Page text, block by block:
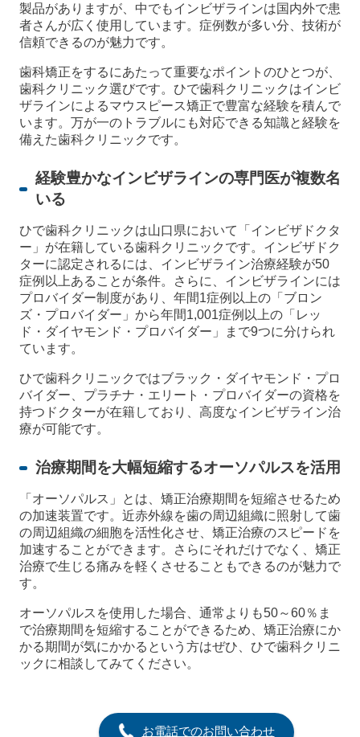
製品がありますが、中でもインビザラインは国内外で患
者さんが広く使用しています。症例数が多い分、技術が
信頼できるのが魅力です。
歯科矯正をするにあたって重要なポイントのひとつが、
歯科クリニック選びです。ひで歯科クリニックはインビ
ザラインによるマウスピース矯正で豊富な経験を積んで
います。万が一のトラブルにも対応できる知識と経験を
備えた歯科クリニックです。
経験豊かなインビザラインの専門医が複数名
いる
ひで歯科クリニックは山口県において「インビザドクタ
ー」が在籍している歯科クリニックです。インビザドク
ターに認定されるには、インビザライン治療経験が50
症例以上あることが条件。さらに、インビザラインには
プロバイダー制度があり、年間1症例以上の「ブロン
ズ・プロバイダー」から年間1,001症例以上の「レッ
ド・ダイヤモンド・プロバイダー」まで9つに分けられ
ています。
ひで歯科クリニックではブラック・ダイヤモンド・プロ
バイダー、プラチナ・エリート・プロバイダーの資格を
持つドクターが在籍しており、高度なインビザライン治
療が可能です。
治療期間を大幅短縮するオーソパルスを活用
「オーソパルス」とは、矯正治療期間を短縮させるため
の加速装置です。近赤外線を歯の周辺組織に照射して歯
の周辺組織の細胞を活性化させ、矯正治療のスピードを
加速することができます。さらにそれだけでなく、矯正
治療で生じる痛みを軽くさせることもできるのが魅力で
す。
オーソパルスを使用した場合、通常よりも50～60％ま
で治療期間を短縮することができるため、矯正治療にか
かる期間が気にかかるという方はぜひ、ひで歯科クリニ
ックに相談してみてください。
お電話でのお問い合わせ